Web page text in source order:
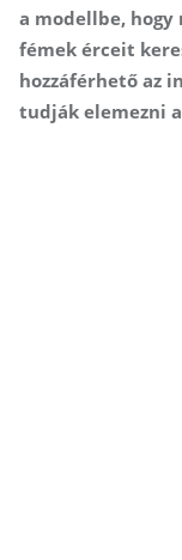
a modellbe, hogy
fémek érceit
hozzáférhető az
tudják elemezni